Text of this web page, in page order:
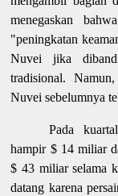
menegaskan
"peningkatan
Nuvei jika
tradisional.
Nuvei sebelumnya
Pada
hampir $ 14 miliar
$ 43 miliar selama
datang karena